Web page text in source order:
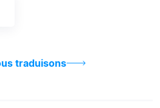
traduisons